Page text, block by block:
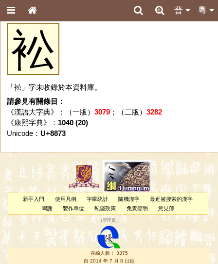
粵
普
衳
「衳」字未收錄於本資料庫。
請參見有關條目：
《漢語大字典》：（一版） 3079；（二版） 3282
《康熙字典》： 1040 (20)
Unicode： U+8873
新手入門 使用凡例 字庫統計 隨機漢字
最近被搜索的漢字
鳴謝
製作單位 私隱政策 免責聲明 意見簿
（管理員 ）
在線人數： 3375
自 2014 年 7 月 8 日起